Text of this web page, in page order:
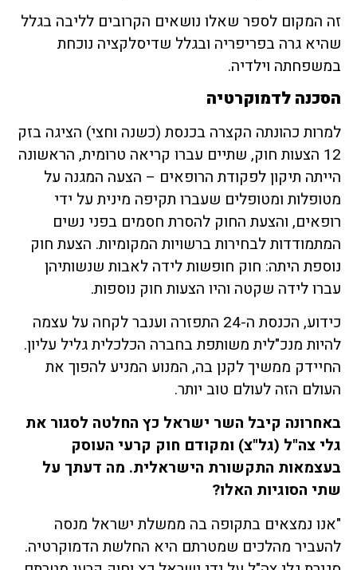
זה המקום לספר שאלו נושאים הקרובים לליבה בגלל
שהיא גרה בפריפריה ובגלל שדיסלקציה נוכחת
במשפחתה וילדיה.
הסכנה לדמוקרטיה
למרות כהונתה הקצרה בכנסת (כשנה וחצי) הציגה בזק
12 הצעות חוק, שתיים עברו קריאה טרומית, הראשונה
הייתה תיקון לפקודת הרופאים – הצעה המגנה על
מטופלות ומטופלים שעברו תקיפה מינית על ידי
רופאים, והצעת החוק להסרת חסמים בפני נשים
המתמודדות לבחירות ברשויות המקומיות. הצעת חוק
נוספת היתה: חוק חופשות לידה לאבות שנשותיהן
עברו לידה שקטה והיו הצעות חוק נוספות.
כידוע, הכנסת ה-24 התפזרה וענבר לקחה על עצמה
להיות מנכ"לית משותפת בחברה הכלכלית גליל עליון.
החיידק ממשיך לקנן בה, המנוע המניע להפוך את
העולם הזה לעולם טוב יותר.
באחרונה קיבל השר ישראל כץ החלטה לסגור את
גלי צה"ל (גל"צ) ומקודם חוק קרעי העוסק
בעצמאות התקשורת הישראלית. מה דעתך על
שתי הסוגיות האלו?
"אנו נמצאים בתקופה בה ממשלת ישראל מנסה
להעביר מהלכים שמטרתם היא החלשת הדמוקרטיה.